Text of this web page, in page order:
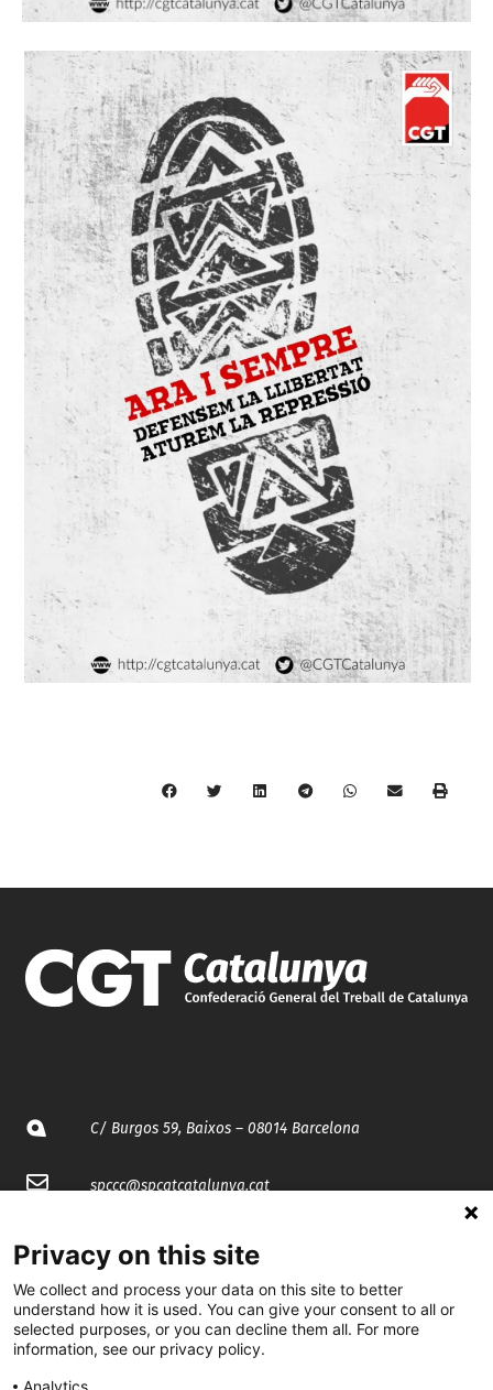
C/ Burgos 59, Baixos – 08014 Barcelona
spccc@spcgtcatalunya.cat
@CGTCatalunya
cgtcatalunya
Privacy on this site
We collect and process your data on this site to better
understand how it is used. You can give your consent to all or
selected purposes, or you can decline them all. For more
information, see our privacy policy.
Analytics